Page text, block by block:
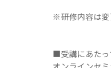
※研修内容は変
■受講にあたっ